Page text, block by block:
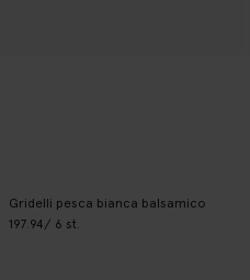
Gridelli pesca bianca balsamico
197.94 / 6 st.